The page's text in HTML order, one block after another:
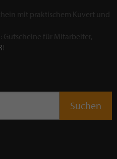
Gutscheine für Mitarbeiter,
!